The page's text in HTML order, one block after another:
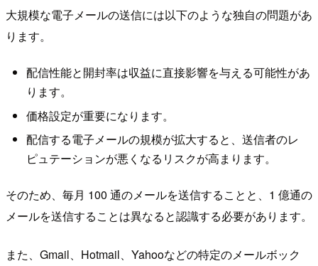
大規模な電子メールの送信には以下のような独自の問題があ
ります。
配信性能と開封率は収益に直接影響を与える可能性があ
ります。
価格設定が重要になります。
配信する電子メールの規模が拡大すると、送信者のレ
ピュテーションが悪くなるリスクが高まります。
そのため、毎月 100 通のメールを送信することと、1 億通の
メールを送信することは異なると認識する必要があります。
また、Gmail、Hotmail、Yahooなどの特定のメールボック